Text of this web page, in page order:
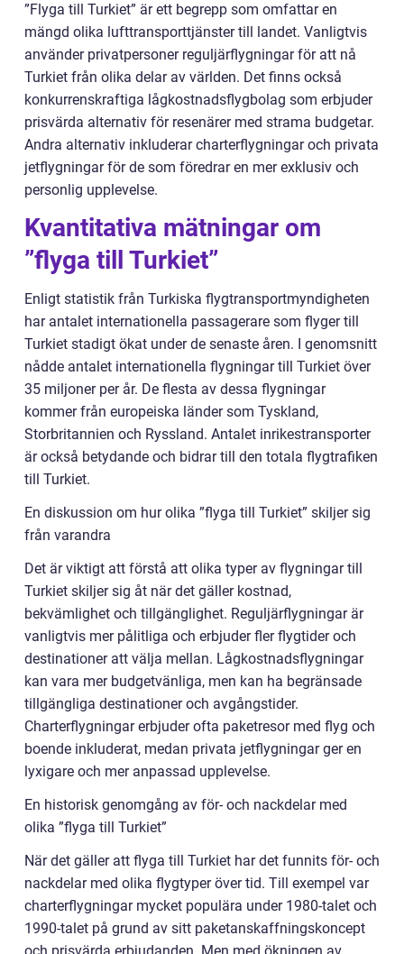
”Flyga till Turkiet” är ett begrepp som omfattar en
mängd olika lufttransporttjänster till landet. Vanligtvis
använder privatpersoner reguljärflygningar för att nå
Turkiet från olika delar av världen. Det finns också
konkurrenskraftiga lågkostnadsflygbolag som erbjuder
prisvärda alternativ för resenärer med strama budgetar.
Andra alternativ inkluderar charterflygningar och privata
jetflygningar för de som föredrar en mer exklusiv och
personlig upplevelse.
Kvantitativa mätningar om
”flyga till Turkiet”
Enligt statistik från Turkiska flygtransportmyndigheten
har antalet internationella passagerare som flyger till
Turkiet stadigt ökat under de senaste åren. I genomsnitt
nådde antalet internationella flygningar till Turkiet över
35 miljoner per år. De flesta av dessa flygningar
kommer från europeiska länder som Tyskland,
Storbritannien och Ryssland. Antalet inrikestransporter
är också betydande och bidrar till den totala flygtrafiken
till Turkiet.
En diskussion om hur olika ”flyga till Turkiet” skiljer sig
från varandra
Det är viktigt att förstå att olika typer av flygningar till
Turkiet skiljer sig åt när det gäller kostnad,
bekvämlighet och tillgänglighet. Reguljärflygningar är
vanligtvis mer pålitliga och erbjuder fler flygtider och
destinationer att välja mellan. Lågkostnadsflygningar
kan vara mer budgetvänliga, men kan ha begränsade
tillgängliga destinationer och avgångstider.
Charterflygningar erbjuder ofta paketresor med flyg och
boende inkluderat, medan privata jetflygningar ger en
lyxigare och mer anpassad upplevelse.
En historisk genomgång av för- och nackdelar med
olika ”flyga till Turkiet”
När det gäller att flyga till Turkiet har det funnits för- och
nackdelar med olika flygtyper över tid. Till exempel var
charterflygningar mycket populära under 1980-talet och
1990-talet på grund av sitt paketanskaffningskoncept